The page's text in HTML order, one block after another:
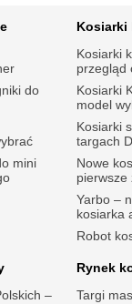
do
mini
Kosiarki
Kosiarki
przegląd
Kosiarki
model
Kosiarki
targach
Nowe
pierwsze
Yarbo –
kosiarka
Robot
–
Rynek
Targi